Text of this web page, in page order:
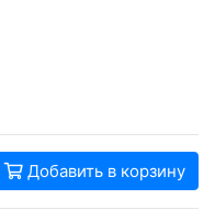
Добавить в корзину